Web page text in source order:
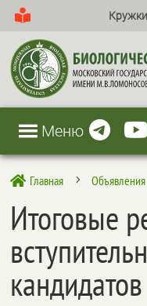
Меню
 Главная 5 Объявления
Итоговые